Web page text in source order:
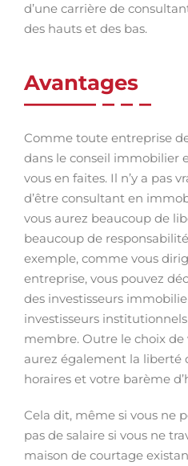
d’une carrière de
des hauts et des bas.
Avantages
Comme toute entreprise
dans le conseil immobilier
vous en faites. Il n’y a pas
d’être consultant en
vous aurez beaucoup de
beaucoup de
exemple, comme vous
entreprise, vous pouvez
des investisseurs
investisseurs
membre. Outre le choix de
aurez également la liberté
horaires et votre barème
Cela dit, même si vous ne
pas de salaire si vous ne
maison de courtage